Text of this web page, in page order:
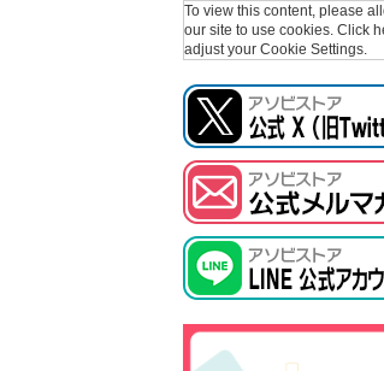
To view this content, please
our site to use cookies. Click
adjust your Cookie Settings.